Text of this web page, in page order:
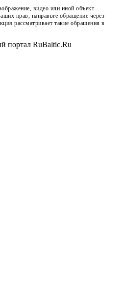
видео или иной объект
прав, направьте обращение через
рассматривает такие обращения в
портал RuBaltic.Ru